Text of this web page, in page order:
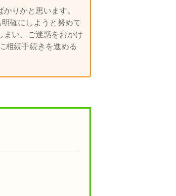
りかと思います。
確にしようと努めて
まい、ご迷惑をおかけ
相続手続きを進める